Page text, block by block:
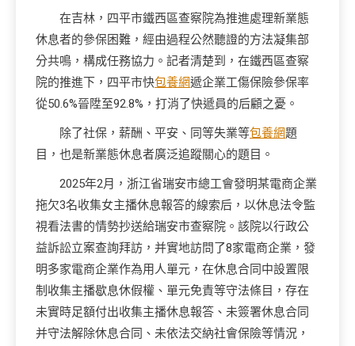
在吉林，四平市鐵西區查察院為推進處理新業態
休息者的參保困難，經由過程公然聽證的方法凝集部
分共鳴，構成任務協力。記者清楚到，在鐵西區查察
院的推進下，四平市快包養網遞企業工傷保險參保率
從50.6%晉陞至92.8%，打消了快遞員的后顧之憂。
除了社保，薪酬、平安、同等失業等包養網題
目，也是新業態休息者廣泛追蹤關心的題目。
2025年2月，浙江省瑞安市總工會發明某電商企業
拖欠3名收集女主播休息報答的線索后，以休息法令監
視看法書的情勢抄送給瑞安市查察院。該院以行政公
益訴訟立案查詢拜訪，并實地訪問了8家電商企業，發
明多家電商企業作為用人單元，在休息合同中設置限
制收集主播歇息休假權、單元免責等守法條目，存在
未實時足額付出收集主播休息報答、未簽署休息合同
并守法解除休息合同、未依法交納社會保險等情況，